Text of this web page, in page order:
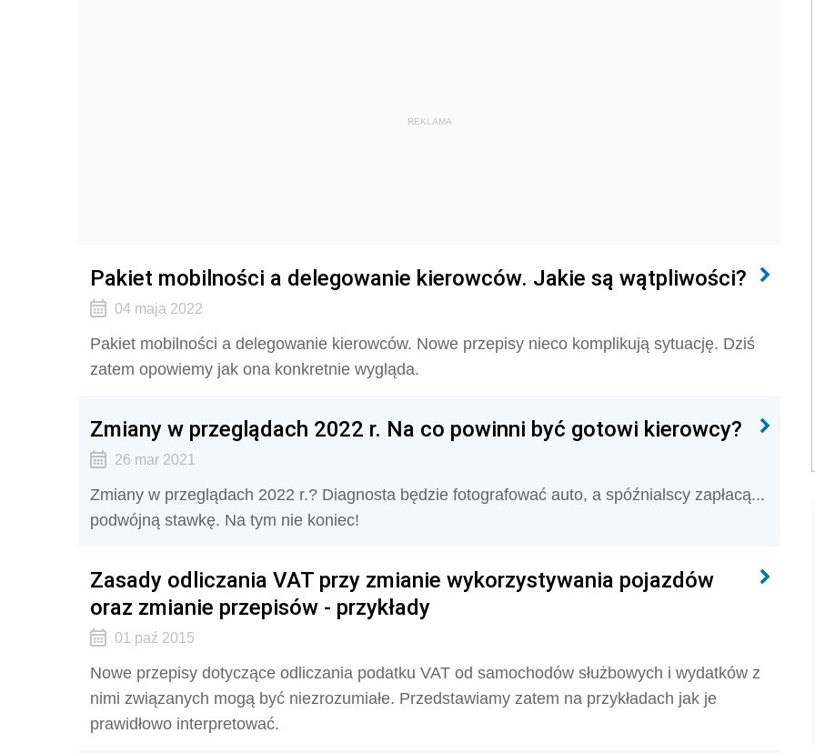
REKLAMA
Pakiet mobilności a delegowanie kierowców. Jakie są wątpliwości?
04 maja 2022
Pakiet mobilności a delegowanie kierowców. Nowe przepisy nieco komplikują sytuację. Dziś
zatem opowiemy jak ona konkretnie wygląda.
Zmiany w przeglądach 2022 r. Na co powinni być gotowi kierowcy?
26 mar 2021
Zmiany w przeglądach 2022 r.? Diagnosta będzie fotografować auto, a spóźnialscy zapłacą...
podwójną stawkę. Na tym nie koniec!
Zasady odliczania VAT przy zmianie wykorzystywania pojazdów
oraz zmianie przepisów - przykłady
01 paź 2015
Nowe przepisy dotyczące odliczania podatku VAT od samochodów służbowych i wydatków z
nimi związanych mogą być niezrozumiałe. Przedstawiamy zatem na przykładach jak je
prawidłowo interpretować.